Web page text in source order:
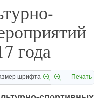
года
шрифта Печать